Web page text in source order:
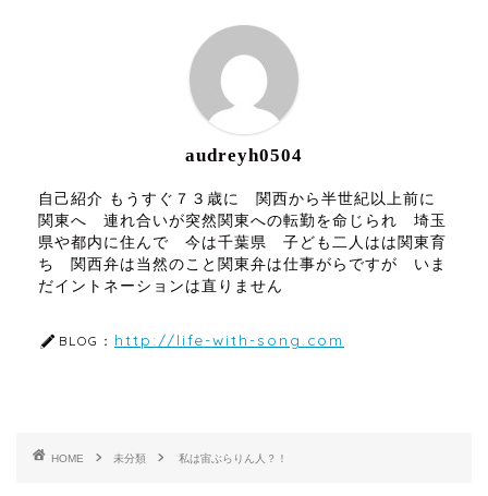
audreyh0504
自己紹介 もうすぐ７３歳に 関西から半世紀以上前に
関東へ 連れ合いが突然関東への転勤を命じられ 埼玉
県や都内に住んで 今は千葉県 子ども二人はは関東育
ち 関西弁は当然のこと関東弁は仕事がらですが いま
だイントネーションは直りません
BLOG： http://life-with-song.com
HOME 未分類 私は宙ぶらりん人？！